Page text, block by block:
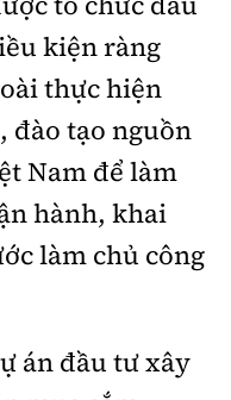
kiện ràng
thực hiện
đào tạo nguồn
Nam để làm
hành, khai
làm chủ công
án đầu tư xây